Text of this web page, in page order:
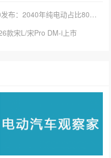
明文章来源。
28
上一篇：新能源汽车技术路线图3.0发布：2040年纯电动占比80%，L4在新车中全面普及
款宋L/宋Pro DM-i上市